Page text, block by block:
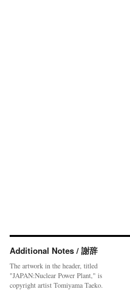
Additional Notes / 謝辞
The artwork in the header, titled
"JAPAN:Nuclear Power Plant," is
copyright artist Tomiyama Taeko.